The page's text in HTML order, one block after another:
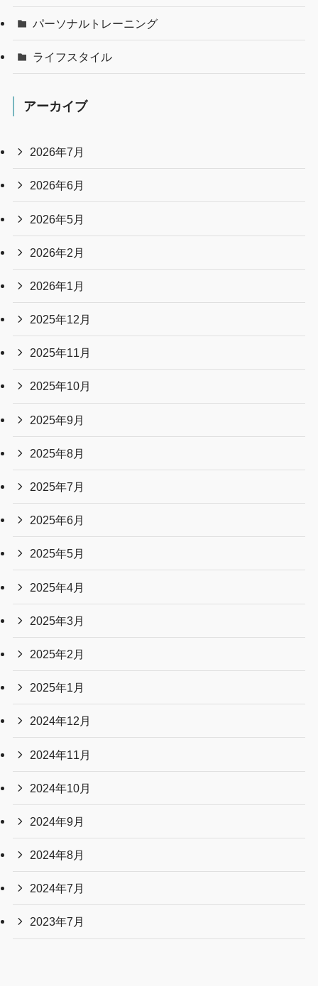
パーソナルトレーニング
ライフスタイル
アーカイブ
2026年7月
2026年6月
2026年5月
2026年2月
2026年1月
2025年12月
2025年11月
2025年10月
2025年9月
2025年8月
2025年7月
2025年6月
2025年5月
2025年4月
2025年3月
2025年2月
2025年1月
2024年12月
2024年11月
2024年10月
2024年9月
2024年8月
2024年7月
2023年7月